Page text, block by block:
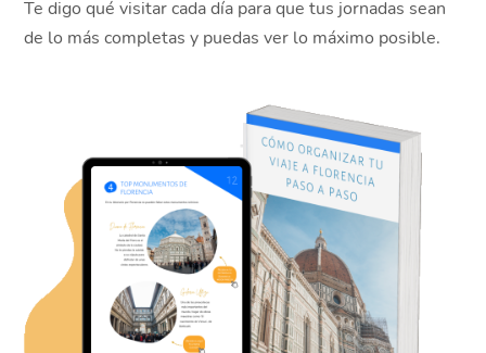
Te digo qué visitar cada día para que tus jornadas sean
de lo más completas y puedas ver lo máximo posible.